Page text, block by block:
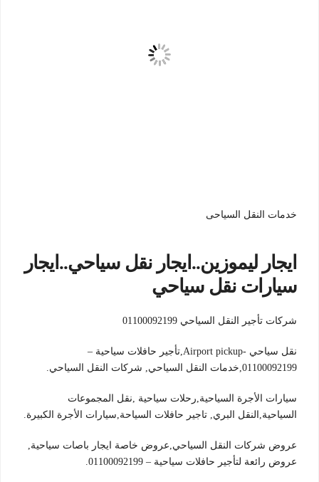
خدمات النقل السياحى
ايجار ليموزين..ايجار نقل سياحي..ايجار
سيارات نقل سياحي
شركات تأجير النقل السياحي 01100092199
نقل سياحي -Airport pickup,تأجير حافلات سياحية –
01100092199,خدمات النقل السياحي, شركات النقل السياحي.
سيارات الأجرة السياحية,رحلات سياحية ,نقل المجموعات
السياحية,النقل البري, تاجير حافلات السياحة,سيارات الأجرة الكبيرة.
عروض شركات النقل السياحي,عروض خاصة ايجار باصات سياحية,
عروض رائعة لتأجير حافلات سياحية – 01100092199.